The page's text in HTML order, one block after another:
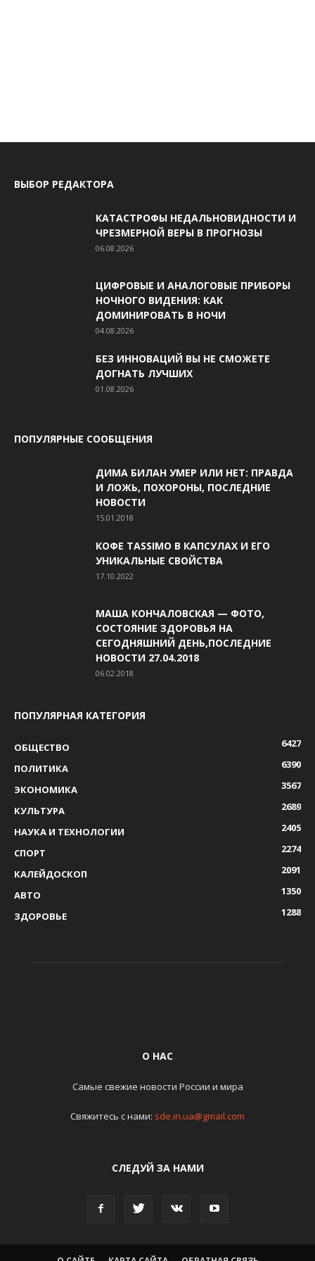
ВЫБОР РЕДАКТОРА
КАТАСТРОФЫ НЕДАЛЬНОВИДНОСТИ И
ЧРЕЗМЕРНОЙ ВЕРЫ В ПРОГНОЗЫ
06.08.2026
ЦИФРОВЫЕ И АНАЛОГОВЫЕ ПРИБОРЫ
НОЧНОГО ВИДЕНИЯ: КАК
ДОМИНИРОВАТЬ В НОЧИ
04.08.2026
БЕЗ ИННОВАЦИЙ ВЫ НЕ СМОЖЕТЕ
ДОГНАТЬ ЛУЧШИХ
01.08.2026
ПОПУЛЯРНЫЕ СООБЩЕНИЯ
ДИМА БИЛАН УМЕР ИЛИ НЕТ: ПРАВДА
И ЛОЖЬ, ПОХОРОНЫ, ПОСЛЕДНИЕ
НОВОСТИ
15.01.2018
КОФЕ TASSIMO В КАПСУЛАХ И ЕГО
УНИКАЛЬНЫЕ СВОЙСТВА
17.10.2022
МАША КОНЧАЛОВСКАЯ — ФОТО,
СОСТОЯНИЕ ЗДОРОВЬЯ НА
СЕГОДНЯШНИЙ ДЕНЬ,ПОСЛЕДНИЕ
НОВОСТИ 27.04.2018
06.02.2018
ПОПУЛЯРНАЯ КАТЕГОРИЯ
ОБЩЕСТВО
6427
ПОЛИТИКА
6390
ЭКОНОМИКА
3567
КУЛЬТУРА
2689
НАУКА И ТЕХНОЛОГИИ
2405
СПОРТ
2274
КАЛЕЙДОСКОП
2091
АВТО
1350
ЗДОРОВЬЕ
1288
О НАС
Самые свежие новости России и мира
Свяжитесь с нами: sde.in.ua@gmail.com
СЛЕДУЙ ЗА НАМИ